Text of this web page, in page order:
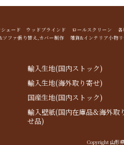
ェード ウッドブラインド ロールスクリーン
ファ張り替え,カバー制作 雑貨&インテリア小物リ
輸入生地(国内ストック)
輸入生地(海外取り寄せ)
国産生地(国内ストック)
輸入壁紙(国内在庫品&海外取
せ品)
Copyright 山形